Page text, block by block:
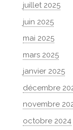
juillet 2025
juin 2025
mai 2025
mars 2025
janvier 2025
décembre
novembre
octobre 2024